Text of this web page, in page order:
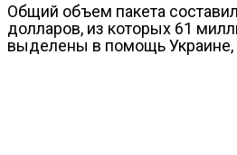
Общий объем пакета
долларов, из которых 61
выделены в помощь